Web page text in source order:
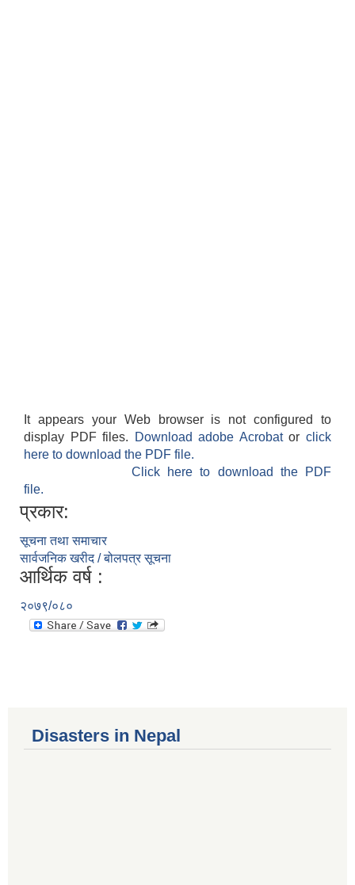
It appears your Web browser is not configured to
display PDF files.
Download adobe Acrobatorclick
here to download the PDF file.
Click here to download the PDF
file.
प्रकार:
सूचना तथा समाचार
सार्वजनिक खरीद / बोलपत्र सूचना
आर्थिक वर्ष :
२०७९/०८०
Disasters in Nepal